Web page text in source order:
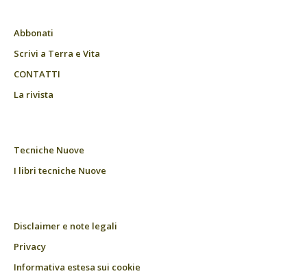
Abbonati
Scrivi a Terra e Vita
CONTATTI
La rivista
Tecniche Nuove
I libri tecniche Nuove
Disclaimer e note legali
Privacy
Informativa estesa sui cookie